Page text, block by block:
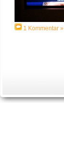
1 Kommentar »